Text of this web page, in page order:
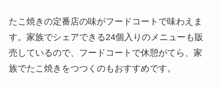
たこ焼きの定番店の味がフードコートで味わえま
す。家族でシェアできる24個入りのメニューも販
売しているので、フードコートで休憩がてら、家
族でたこ焼きをつつくのもおすすめです。